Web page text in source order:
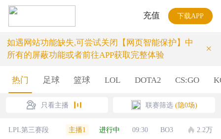
充值 下载APP
如遇网站功能缺失,可尝试关闭【网页智能保护】中
所有的屏蔽功能或者前往APP获取完整体验
×
热门 足球 篮球 LOL DOTA2 CS:GO
只看主播 联赛筛选 (隐0场)
LPL第三赛段 主播1 进行中 09:30 BO3 2.2万